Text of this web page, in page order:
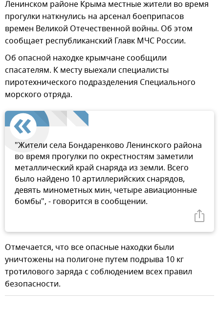
Ленинском районе Крыма местные жители во время
прогулки наткнулись на арсенал боеприпасов
времен Великой Отечественной войны. Об этом
сообщает республиканский Главк МЧС России.
Об опасной находке крымчане сообщили
спасателям. К месту выехали специалисты
пиротехнического подразделения Специального
морского отряда.
"Жители села Бондаренково Ленинского района
во время прогулки по окрестностям заметили
металлический край снаряда из земли. Всего
было найдено 10 артиллерийских снарядов,
девять минометных мин, четыре авиационные
бомбы", - говорится в сообщении.
Отмечается, что все опасные находки были
уничтожены на полигоне путем подрыва 10 кг
тротилового заряда с соблюдением всех правил
безопасности.